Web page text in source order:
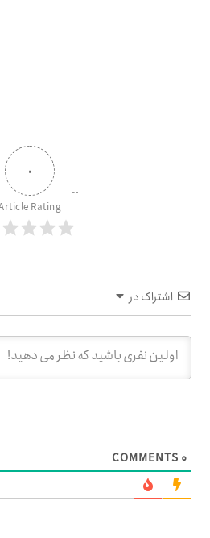
۰
Rating
اشتراک در
۰